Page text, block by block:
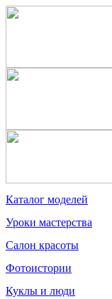
Каталог моделей
Уроки мастерства
Салон красоты
Фотоистории
Куклы и люди